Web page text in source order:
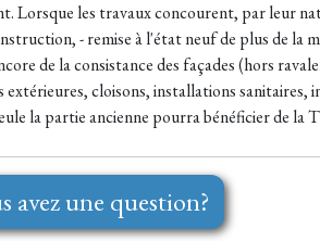
Lorsque les travaux concourent, par leur
- remise à l'état neuf de plus de
de la consistance des façades (hors
cloisons, installations
la partie ancienne pourra bénéficier de la
avez une question?